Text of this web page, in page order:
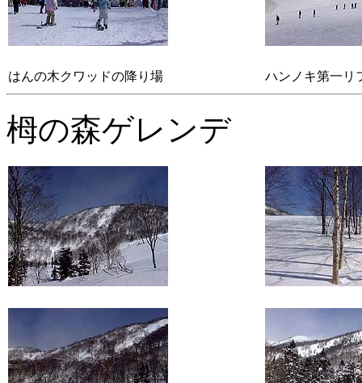
はんの木クワッドの降り場 ハンノキ第一リ
栂の森ゲレンデ